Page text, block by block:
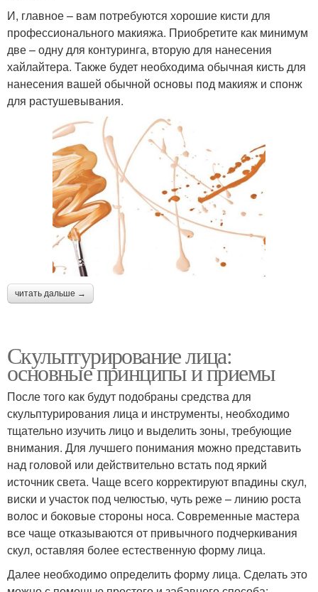
И, главное – вам потребуются хорошие кисти для
профессионального макияжа. Приобретите как минимум
две – одну для контуринга, вторую для нанесения
хайлайтера. Также будет необходима обычная кисть для
нанесения вашей обычной основы под макияж и спонж
для растушевывания.
читать дальше →
Скульптурирование лица:
основные принципы и приемы
После того как будут подобраны средства для
скульптурирования лица и инструменты, необходимо
тщательно изучить лицо и выделить зоны, требующие
внимания. Для лучшего понимания можно представить
над головой или действительно встать под яркий
источник света. Чаще всего корректируют впадины скул,
виски и участок под челюстью, чуть реже – линию роста
волос и боковые стороны носа. Современные мастера
все чаще отказываются от привычного подчеркивания
скул, оставляя более естественную форму лица.
Далее необходимо определить форму лица. Сделать это